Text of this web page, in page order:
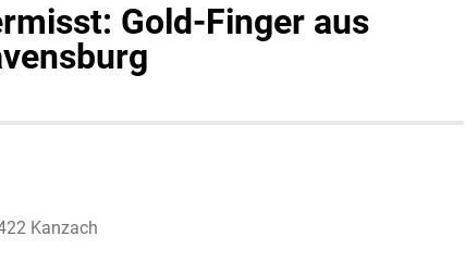
Gold-Finger aus
Kanzach